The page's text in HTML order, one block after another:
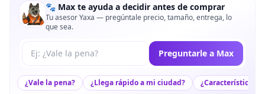
🐾 Max te ayuda a decidir antes de comprar
Tu asesor Yaxa — pregúntale precio, tamaño, entrega, lo
que sea.
Tu pregunta a Max Preguntarle a Max
¿Vale la pena? ¿Llega rápido a mi ciudad? ¿Características